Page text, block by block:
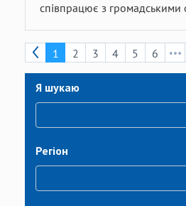
співпрацює з громадськими
1 2 3 4 5 6
Я шукаю
Регіон